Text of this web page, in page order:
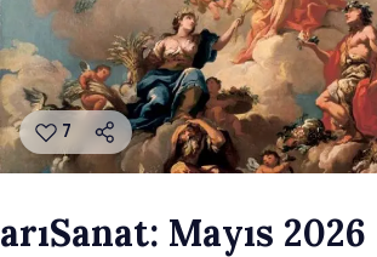
7
arıSanat: Mayıs 2026